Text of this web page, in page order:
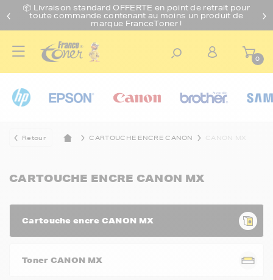
📦 Livraison standard OFFERTE en point de retrait pour
toute commande contenant au moins un produit de
marque FranceToner !
0
Retour CARTOUCHE ENCRE CANON CANON MX
CARTOUCHE ENCRE CANON MX
Cartouche encre CANON MX
Toner CANON MX